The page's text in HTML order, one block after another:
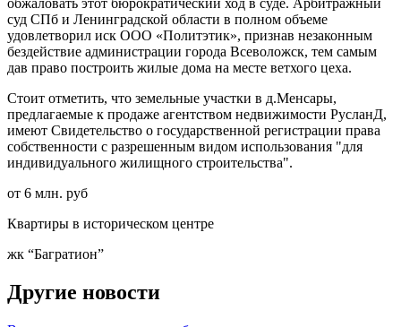
суд СПб и Ленинградской области в полном объеме
удовлетворил иск ООО «Политэтик», признав незаконным
бездействие администрации города Всеволожск, тем самым
дав право построить жилые дома на месте ветхого цеха.
Стоит отметить, что земельные участки в д.Менсары,
предлагаемые к продаже агентством недвижимости РусланД,
имеют Свидетельство о государственной регистрации права
собственности с разрешенным видом использования "для
индивидуального жилищного строительства".
от 6 млн. руб
Квартиры в историческом центре
жк “Багратион”
Другие новости